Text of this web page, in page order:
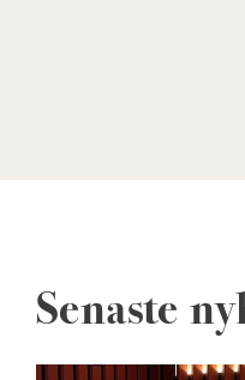
Senaste